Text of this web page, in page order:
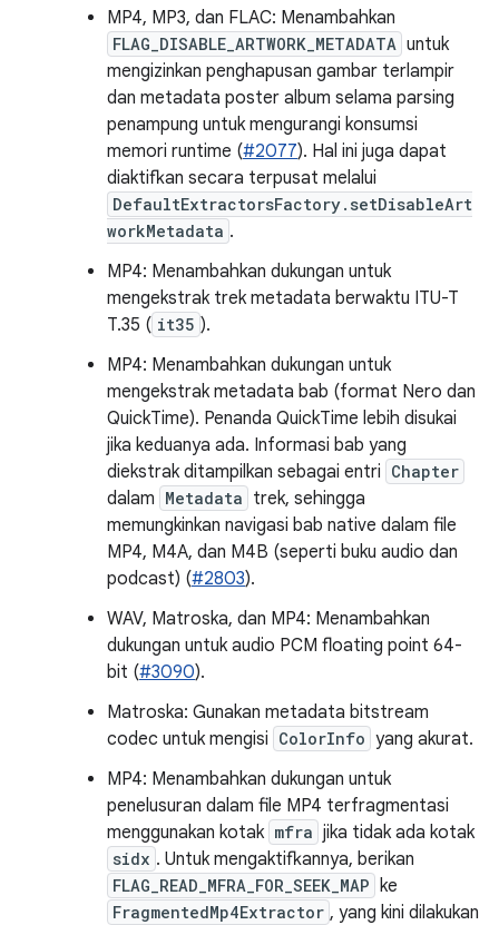
MP4, MP3, dan FLAC: Menambahkan
FLAG_DISABLE_ARTWORK_METADATA untuk
mengizinkan penghapusan gambar terlampir
dan metadata poster album selama parsing
penampung untuk mengurangi konsumsi
memori runtime (#2077). Hal ini juga dapat
diaktifkan secara terpusat melalui
DefaultExtractorsFactory.setDisableArt
workMetadata .
MP4: Menambahkan dukungan untuk
mengekstrak trek metadata berwaktu ITU-T
T.35 ( it35 ).
MP4: Menambahkan dukungan untuk
mengekstrak metadata bab (format Nero dan
QuickTime). Penanda QuickTime lebih disukai
jika keduanya ada. Informasi bab yang
diekstrak ditampilkan sebagai entri Chapter
dalam Metadata trek, sehingga
memungkinkan navigasi bab native dalam file
MP4, M4A, dan M4B (seperti buku audio dan
podcast) (#2803).
WAV, Matroska, dan MP4: Menambahkan
dukungan untuk audio PCM floating point 64-
bit (#3090).
Matroska: Gunakan metadata bitstream
codec untuk mengisi ColorInfo yang akurat.
MP4: Menambahkan dukungan untuk
penelusuran dalam file MP4 terfragmentasi
menggunakan kotak mfra jika tidak ada kotak
sidx . Untuk mengaktifkannya, berikan
FLAG_READ_MFRA_FOR_SEEK_MAP ke
FragmentedMp4Extractor , yang kini dilakukan